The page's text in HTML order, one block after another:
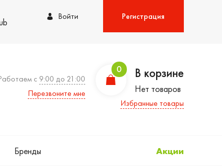
Войти Регистрация
с 9:00 до 21:00
Перезвоните мне
0 В корзине
Нет товаров
Избранные товары
Бренды Акции